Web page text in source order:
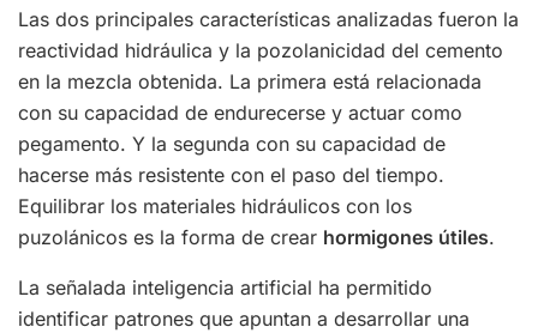
Las dos principales características analizadas fueron la
reactividad hidráulica y la pozolanicidad del cemento
en la mezcla obtenida. La primera está relacionada
con su capacidad de endurecerse y actuar como
pegamento. Y la segunda con su capacidad de
hacerse más resistente con el paso del tiempo.
Equilibrar los materiales hidráulicos con los
puzolánicos es la forma de crear hormigones útiles.
La señalada inteligencia artificial ha permitido
identificar patrones que apuntan a desarrollar una